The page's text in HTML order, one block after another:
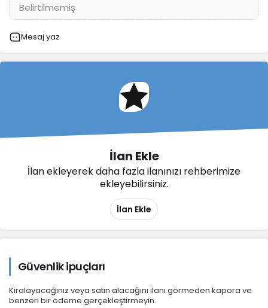
Mesaj yaz
İlan Ekle
İlan ekleyerek daha fazla ilanınızı rehberimize
ekleyebilirsiniz.
İlan Ekle
Güvenlik ipuçları
Kiralayacağınız veya satın alacağını ilanı görmeden kapora ve
benzeri bir ödeme gerçekleştirmeyin.